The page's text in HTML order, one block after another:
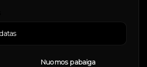
Nuomos pabaiga